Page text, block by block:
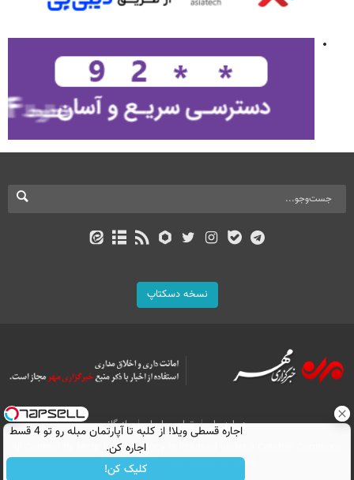
نسخه دسکتاپ
درباره ما تماس با ما
بازرگانی
All Content by Mehr News Agency is licensed under a Creative Commons
Attribution 4.0 International License.
اجاره‌ قسطی ویلا! از کلبه تا آپارتمان مبله رو تو 4 قسط
اجاره کن.
کلیک کن!